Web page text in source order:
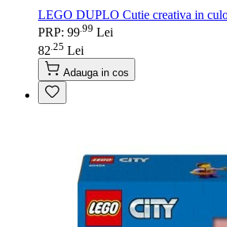
LEGO DUPLO Cutie creativa in
PRP: 99 99 Lei
82 25 Lei
Adauga in cos